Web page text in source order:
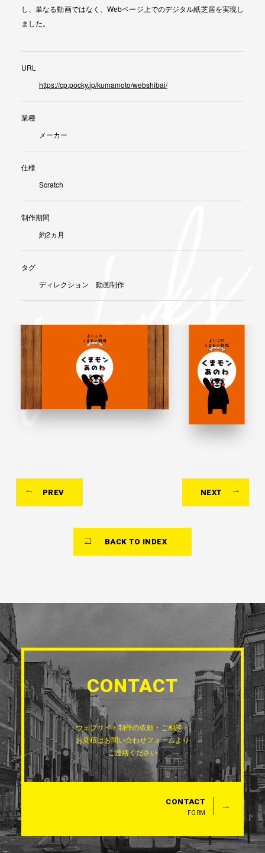
し、単なる動画ではなく、Webページ上でのデジタル紙芝居を実現し
ました。
URL
https://cp.pocky.jp/kumamoto/webshibai/
業種
メーカー
仕様
Scratch
制作期間
約2ヵ月
タグ
ディレクション 動画制作
PREV
BACK TO INDEX
NEXT
CONTACT
ウェブサイト制作の依頼・ご相談・
お見積はお問い合わせフォームより
ご連絡ください
CONTACT
FORM